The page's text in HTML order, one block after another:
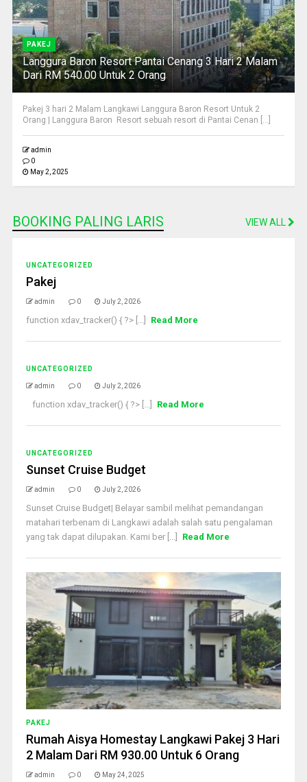
PAKEJ
Langgura Baron Resort Pantai Cenang 3 Hari 2 Malam
Dari RM 540.00 Untuk 2 Orang
Pakej 3 hari 2 Malam Langkawi Langgura Baron Resort Untuk 2
Orang | Langgura Baron Resort sebuah resort di Pantai Cenan [...]
admin
0
May 2, 2025
BOOKING PALING LARIS VIEW ALL
UNCATEGORIZED
Pakej
admin 0 July 2, 2026
function xdav_tracker() { ?> [...] Read More
UNCATEGORIZED
admin 0 July 2, 2026
function xdav_tracker() { ?> [...] Read More
UNCATEGORIZED
Sunset Cruise Budget
admin 0 July 2, 2026
Sunset Cruise Budget| Belayar sambil melihat pemandangan
matahari terbenam di Langkawi adalah salah satu pengalaman
yang tak dapat dilupakan. Kami ber [...]
Read More
PAKEJ
Rumah Aisya Homestay Langkawi Pakej 3 Hari
2 Malam Dari RM 930.00 Untuk 6 Orang
admin 0 May 24, 2025